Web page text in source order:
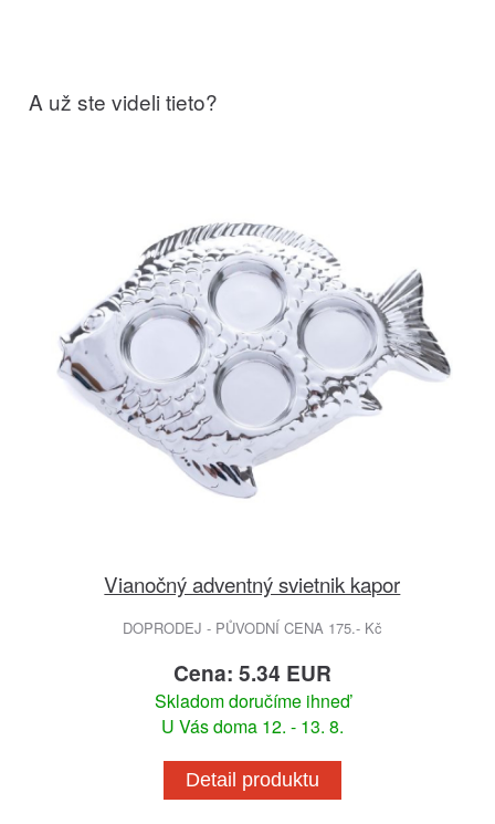
A už ste videli tieto?
Vianočný adventný svietnik kapor
DOPRODEJ - PŮVODNÍ CENA 175.- Kč
Cena: 5.34 EUR
Skladom doručíme ihneď
U Vás doma 12. - 13. 8.
Detail produktu